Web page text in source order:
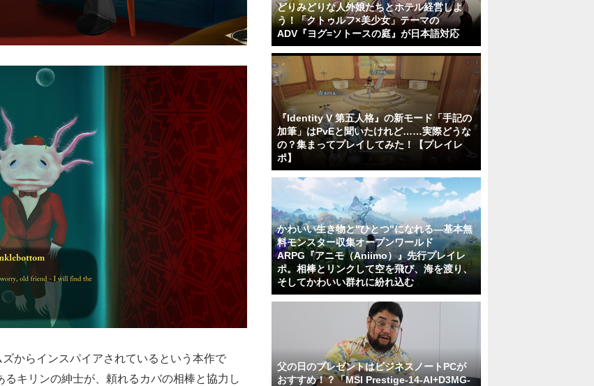
からインスパイアされているという本作で
キリンの紳士が、頼れるカバの相棒と協力し
どりみどりな人外娘たちとホテル経営しよ
う！「クトゥルフ×美少女」テーマの
ADV『ヨグ=ソトースの庭』が日本語対応
『Identity V 第五人格』の新モード「手記の
加筆」はPvEと聞いたけれど……実際どうな
の？集まってプレイしてみた！【プレイレ
ポ】
かわいい生き物と"ひとつ"になれる―基本無
料モンスター収集オープンワールド
ARPG『アニモ（Aniimo）』先行プレイレ
ポ。相棒とリンクして空を飛び、海を渡り、
そしてかわいい群れに紛れ込む
父の日のプレゼントはビジネスノートPCが
おすすめ！？「MSI Prestige-14-AI+D3MG-